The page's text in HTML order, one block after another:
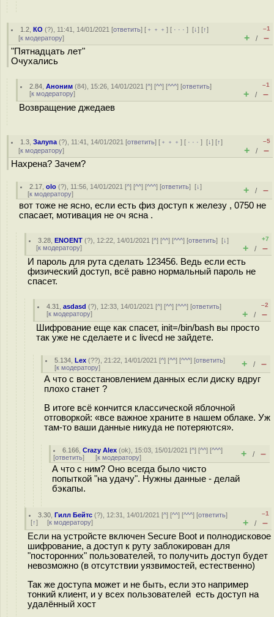
1.2 ,КО (?), 11:41, 14/01/2021 [ответить] [ ﹢﹢﹢] [ · · ·][↓] [↑]
[к модератору]
–1
+ / –
"Пятнадцать лет"
Очухались
2.84 ,Аноним (84), 15:26, 14/01/2021 [^] [^^] [^^^] [ответить]
[к модератору]
–1
+ / –
Возвращение джедаев
1.3 ,Залупа (?), 11:41, 14/01/2021 [ответить] [ ﹢﹢﹢] [ · · ·][↓] [↑]
[к модератору]
–5
+ / –
Нахрена? Зачем?
2.17 ,olo (?), 11:56, 14/01/2021 [^] [^^] [^^^] [ответить][↓]
[к модератору] + / –
вот тоже не ясно, если есть физ доступ к железу , 0750 не
спасает, мотивация не оч ясна .
3.28 ,ENOENT (?), 12:22, 14/01/2021 [^] [^^] [^^^] [ответить][↓]
[к модератору]
+7
+ / –
И пароль для рута сделать 123456. Ведь если есть
физический доступ, всё равно нормальный пароль не
спасет.
4.31 ,asdasd (?), 12:33, 14/01/2021 [^] [^^] [^^^] [ответить]
[к модератору]
–2
+ / –
Шифрование еще как спасет, init=/bin/bash вы просто
так уже не сделаете и с livecd не зайдете.
5.134 ,Lex (??), 21:22, 14/01/2021 [^] [^^] [^^^] [ответить]
[к модератору] + / –
А что с восстановлением данных если диску вдруг
плохо станет ?
В итоге всё кончится классической яблочной
отговоркой: «все важное храните в нашем облаке. Уж
там-то ваши данные никуда не потеряются».
6.166 ,Crazy Alex (ok), 15:03, 15/01/2021 [^] [^^] [^^^]
[ответить] [к модератору] + / –
А что с ним? Оно всегда было чисто
попыткой "на удачу". Нужны данные - делай
бэкапы.
3.30 ,Гилл Бейтс (?), 12:31, 14/01/2021 [^] [^^] [^^^] [ответить]
[↑] [к модератору]
–1
+ / –
Если на устройсте включен Secure Boot и полнодисковое
шифрование, а доступ к руту заблокирован для
"посторонних" пользователей, то получить доступ будет
невозможно (в отсутствии уязвимостей, естественно)
Так же доступа может и не быть, если это например
тонкий клиент, и у всех пользователей есть доступ на
удалённый хост